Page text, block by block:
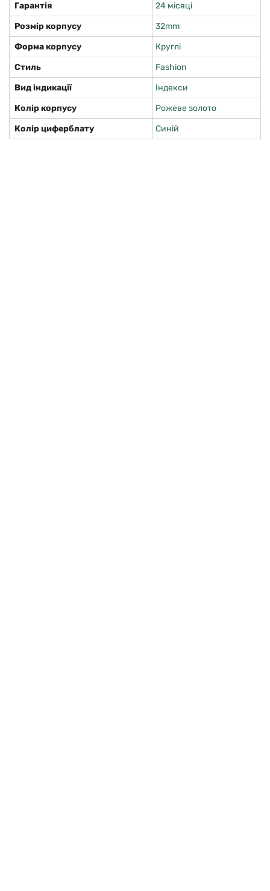
Гарантія
24 місяці
Розмір корпусу
32mm
Форма корпусу
Круглі
Стиль
Fashion
Вид індикації
Індекси
Колір корпусу
Рожеве золото
Колір циферблату
Синій